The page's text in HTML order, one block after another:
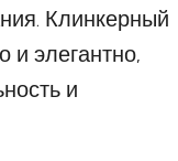
Клинкерный
и элегантно,
и